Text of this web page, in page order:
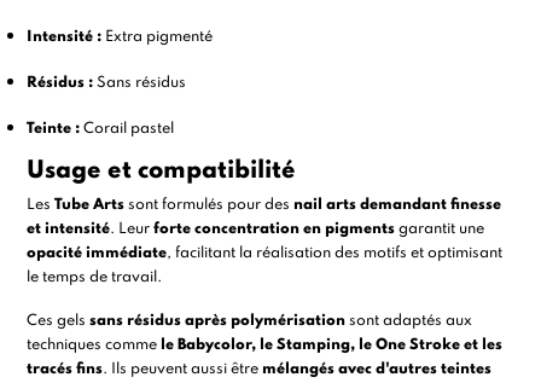
Intensité : Extra pigmenté
Résidus : Sans résidus
Teinte : Corail pastel
Usage et compatibilité
LesTube Arts sont formulés pour des nail arts demandant finesse
et intensité. Leurforte concentration en pigments garantit une
opacité immédiate, facilitant la réalisation des motifs et optimisant
le temps de travail.
Ces gelssans résidus après polymérisation sont adaptés aux
techniques comme le Babycolor, leStamping, le One Stroke et les
tracés fins. Ils peuvent aussi être mélangés avec d'autres teintes